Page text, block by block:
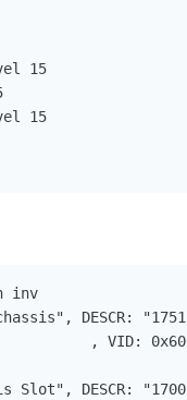
15
15
inv
DESCR:
, VID:
Slot", DESCR: